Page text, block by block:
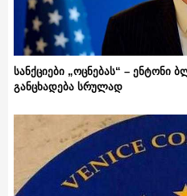
სანქციები „ოცნებას“ – ენტონი
განცხადება სრულად